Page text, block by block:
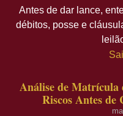
Antes de dar lance,
débitos, posse e
Análise de
Riscos Antes